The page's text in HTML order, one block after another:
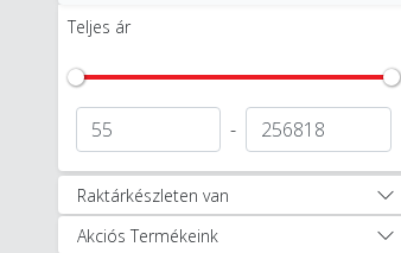
Egyéb megszakító kiegészítők
Megszakítók (2544)
Szakaszolókapcsolók (1722)
Robbanásbiztos kapcsolók
(6)
Teljes ár
-
Raktárkészleten van
Akciós Termékeink